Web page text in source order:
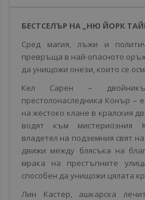
БЕСТСЕЛЪР НА „НЮ ЙОРК
Сред магия, лъжи и
превръща в най-опасното
да унищожи онези, които се
Кел Сарен –
престолонаследника Конър –
на жестоко клане в кралския
водят към мистериозния
владетел на подземния свят
движи между блясъка на
мрака на престъпните
способен да унищожи цялата
Лин Кастер, ашкарска